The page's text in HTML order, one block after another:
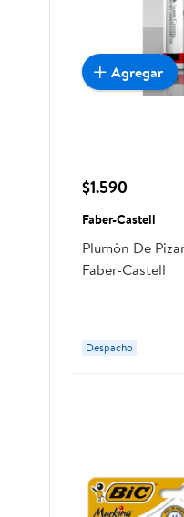
$1.590
Faber-Castell
Plumón De
Faber-Castell
Despacho
Agregar